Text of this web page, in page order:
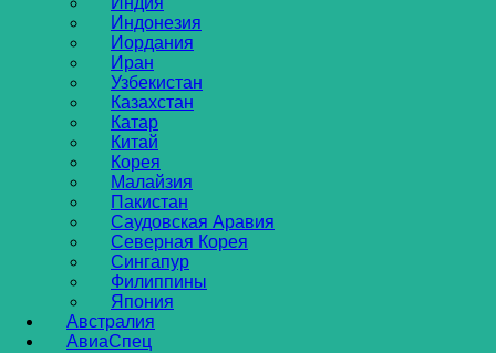
Индонезия
Иордания
Иран
Узбекистан
Казахстан
Катар
Китай
Корея
Малайзия
Пакистан
Саудовская Аравия
Северная Корея
Сингапур
Филиппины
Япония
Австралия
АвиаСпец